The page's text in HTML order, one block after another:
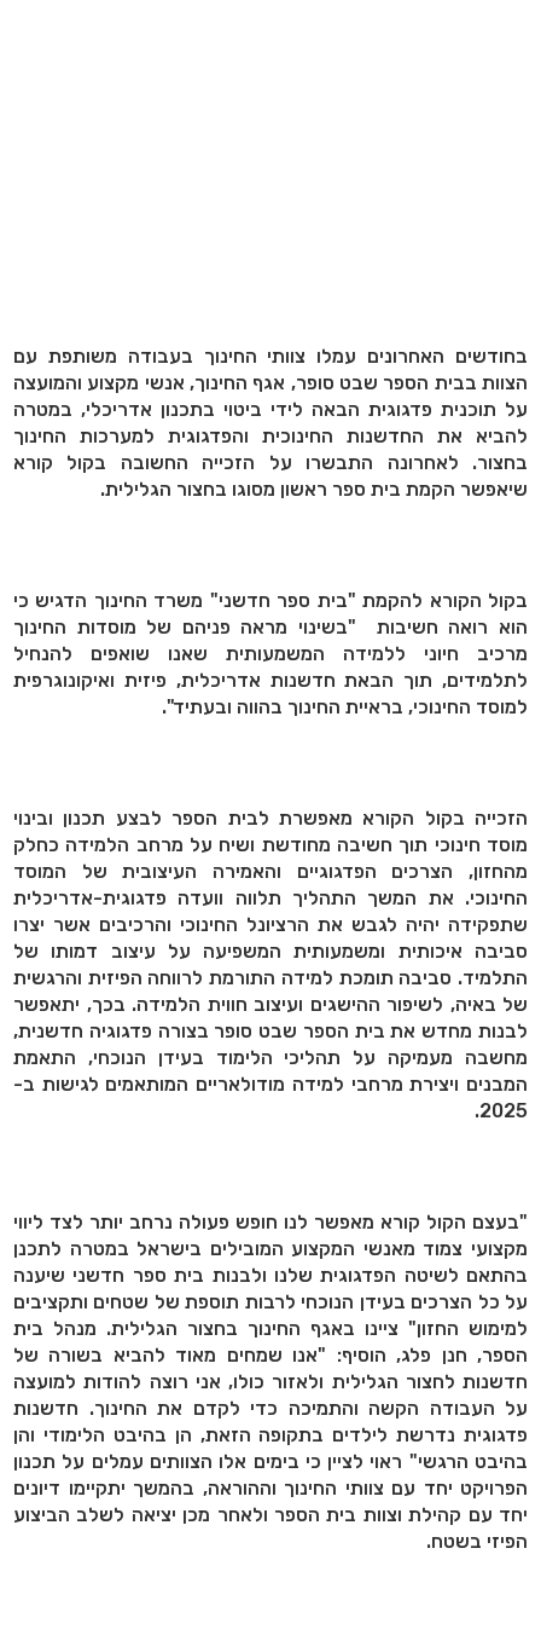
בחודשים האחרונים עמלו צוותי החינוך בעבודה משותפת עם
הצוות בבית הספר שבט סופר, אגף החינוך, אנשי מקצוע והמועצה
על תוכנית פדגוגית הבאה לידי ביטוי בתכנון אדריכלי, במטרה
להביא את החדשנות החינוכית והפדגוגית למערכות החינוך
בחצור. לאחרונה התבשרו על הזכייה החשובה בקול קורא
שיאפשר הקמת בית ספר ראשון מסוגו בחצור הגלילית.
בקול הקורא להקמת "בית ספר חדשני" משרד החינוך הדגיש כי
הוא רואה חשיבות "בשינוי מראה פניהם של מוסדות החינוך
מרכיב חיוני ללמידה המשמעותית שאנו שואפים להנחיל
לתלמידים, תוך הבאת חדשנות אדריכלית, פיזית ואיקונוגרפית
למוסד החינוכי, בראיית החינוך בהווה ובעתיד".
הזכייה בקול הקורא מאפשרת לבית הספר לבצע תכנון ובינוי
מוסד חינוכי תוך חשיבה מחודשת ושיח על מרחב הלמידה כחלק
מהחזון, הצרכים הפדגוגיים והאמירה העיצובית של המוסד
החינוכי. את המשך התהליך תלווה וועדה פדגוגית-אדריכלית
שתפקידה יהיה לגבש את הרציונל החינוכי והרכיבים אשר יצרו
סביבה איכותית ומשמעותית המשפיעה על עיצוב דמותו של
התלמיד. סביבה תומכת למידה התורמת לרווחה הפיזית והרגשית
של באיה, לשיפור ההישגים ועיצוב חווית הלמידה. בכך, יתאפשר
לבנות מחדש את בית הספר שבט סופר בצורה פדגוגיה חדשנית,
מחשבה מעמיקה על תהליכי הלימוד בעידן הנוכחי, התאמת
המבנים ויצירת מרחבי למידה מודולאריים המותאמים לגישות ב-
2025.
"בעצם הקול קורא מאפשר לנו חופש פעולה נרחב יותר לצד ליווי
מקצועי צמוד מאנשי המקצוע המובילים בישראל במטרה לתכנן
בהתאם לשיטה הפדגוגית שלנו ולבנות בית ספר חדשני שיענה
על כל הצרכים בעידן הנוכחי לרבות תוספת של שטחים ותקציבים
למימוש החזון" ציינו באגף החינוך בחצור הגלילית. מנהל בית
הספר, חנן פלג, הוסיף: "אנו שמחים מאוד להביא בשורה של
חדשנות לחצור הגלילית ולאזור כולו, אני רוצה להודות למועצה
על העבודה הקשה והתמיכה כדי לקדם את החינוך. חדשנות
פדגוגית נדרשת לילדים בתקופה הזאת, הן בהיבט הלימודי והן
בהיבט הרגשי" ראוי לציין כי בימים אלו הצוותים עמלים על תכנון
הפרויקט יחד עם צוותי החינוך וההוראה, בהמשך יתקיימו דיונים
יחד עם קהילת וצוות בית הספר ולאחר מכן יציאה לשלב הביצוע
הפיזי בשטח.